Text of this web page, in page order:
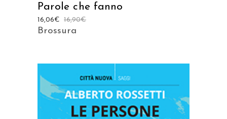
Parole che fanno
16,90€
16,06€
Brossura